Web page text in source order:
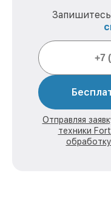
Отправляя
техники